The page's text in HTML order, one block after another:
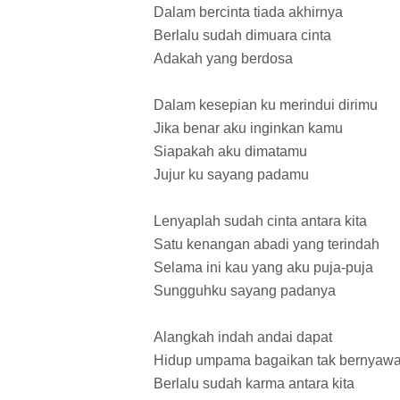
Dalam bercinta tiada akhirnya
Berlalu sudah dimuara cinta
Adakah yang berdosa
Dalam kesepian ku merindui dirimu
Jika benar aku inginkan kamu
Siapakah aku dimatamu
Jujur ku sayang padamu
Lenyaplah sudah cinta antara kita
Satu kenangan abadi yang terindah
Selama ini kau yang aku puja-puja
Sungguhku sayang padanya
Alangkah indah andai dapat
Hidup umpama bagaikan tak
Berlalu sudah karma antara kita